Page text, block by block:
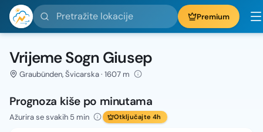
Pretražite lokacije Premium
Vrijeme Sogn Giusep
Graubünden, Švicarska · 1607 m
Prognoza kiše po minutama
Ažurira se svakih 5 min Otključajte 4h